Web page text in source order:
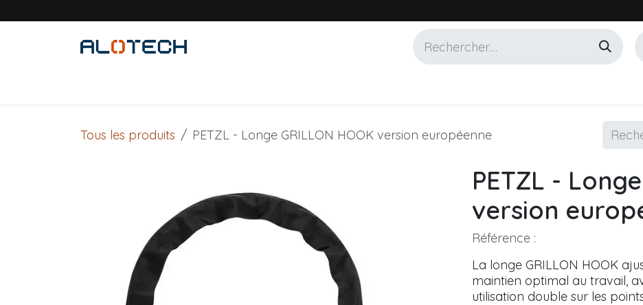
Tous les produits PETZL - Longe GRILLON HOOK version européenne
PETZL -
version
Référence :
La longe GRILLON HOOK
maintien optimal au travail,
utilisation double sur les